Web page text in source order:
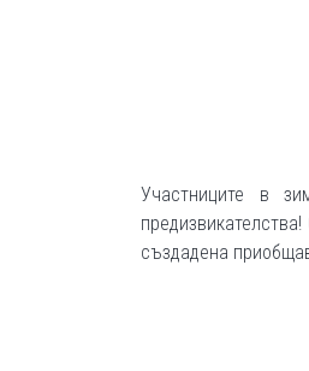
Участниците в
създадена